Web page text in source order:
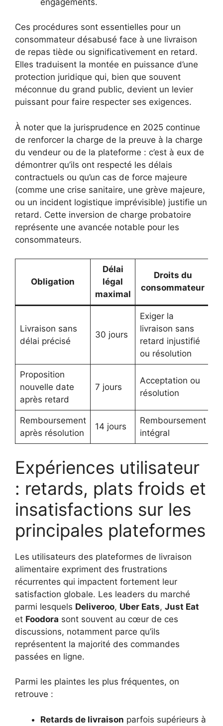
Ces procédures sont essentielles pour un
consommateur désabusé face à une livraison
de repas tiède ou significativement en retard.
Elles traduisent la montée en puissance d’une
protection juridique qui, bien que souvent
méconnue du grand public, devient un levier
puissant pour faire respecter ses exigences.
À noter que la jurisprudence en 2025 continue
de renforcer la charge de la preuve à la charge
du vendeur ou de la plateforme : c’est à eux de
démontrer qu’ils ont respecté les délais
contractuels ou qu’un cas de force majeure
(comme une crise sanitaire, une grève majeure,
ou un incident logistique imprévisible) justifie un
retard. Cette inversion de charge probatoire
représente une avancée notable pour les
consommateurs.
Obligation
Délai
légal
maximal
Droits du
consommateur
Livraison sans
délai précisé
30 jours
Exiger la
livraison sans
retard injustifié
ou résolution
Proposition
nouvelle date
après retard
7 jours
Acceptation ou
résolution
Remboursement
après résolution
14 jours
Remboursement
intégral
Expériences utilisateur
: retards, plats froids et
insatisfactions sur les
principales plateformes
Les utilisateurs des plateformes de livraison
alimentaire expriment des frustrations
récurrentes qui impactent fortement leur
satisfaction globale. Les leaders du marché
parmi lesquels Deliveroo, Uber Eats, Just Eat
et Foodora sont souvent au cœur de ces
discussions, notamment parce qu’ils
représentent la majorité des commandes
passées en ligne.
Parmi les plaintes les plus fréquentes, on
retrouve :
Retards de livraison parfois supérieurs à